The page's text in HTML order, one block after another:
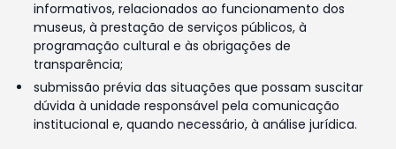
informativos, relacionados ao funcionamento dos
museus, à prestação de serviços públicos, à
programação cultural e às obrigações de
transparência;
submissão prévia das situações que possam suscitar
dúvida à unidade responsável pela comunicação
institucional e, quando necessário, à análise jurídica.